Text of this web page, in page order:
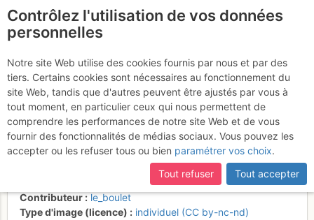
Bouquentin dans le Saix
Rouquin ... si, si , cherchez
bien !
22 oct. 2012 10:30
Contributeur
le_boulet
Type d'image (licence)
individuel (CC by-nc-nd)
Contrôlez l'utilisation de vos données
personnelles
Notre site Web utilise des cookies fournis par nous et par des
tiers. Certains cookies sont nécessaires au fonctionnement du
site Web, tandis que d'autres peuvent être ajustés par vous à
tout moment, en particulier ceux qui nous permettent de
comprendre les performances de notre site Web et de vous
fournir des fonctionnalités de médias sociaux. Vous pouvez les
accepter ou les refuser tous ou bien paramétrer vos choix.
Tout refuser
Tout accepter